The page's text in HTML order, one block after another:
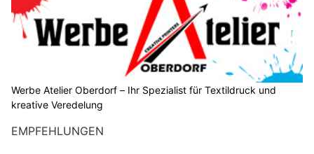
Werbe Atelier Oberdorf – Ihr Spezialist für Textildruck und
kreative Veredelung
EMPFEHLUNGEN